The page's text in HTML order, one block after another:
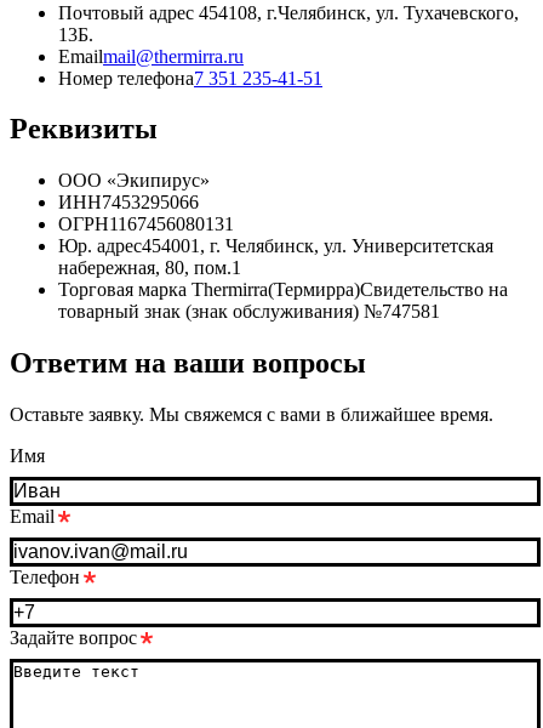
Почтовый адрес 454108, г.Челябинск, ул. Тухачевского,
13Б.
Emailmail@thermirra.ru
Номер телефона7 351 235-41-51
Реквизиты
ООО «Экипирус»
ИНН7453295066
ОГРН1167456080131
Юр. адрес454001, г. Челябинск, ул. Университетская
набережная, 80, пом.1
Торговая марка Thermirra(Термирра)Свидетельство на
товарный знак (знак обслуживания) №747581
Ответим на ваши вопросы
Оставьте заявку. Мы свяжемся с вами в ближайшее время.
Имя
Email
Телефон
Задайте вопрос